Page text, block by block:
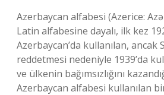
Azerbaycan alfabesi (Azerice:
Latin alfabesine dayalı, ilk kez
Azerbaycan’da kullanılan, ancak
reddetmesi nedeniyle 1939’da
ve ülkenin bağımsızlığını
Azerbaycan alfabesi kullanılan